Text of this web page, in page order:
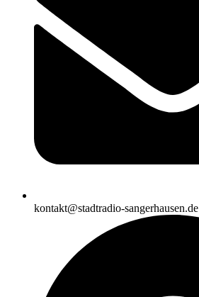
kontakt@stadtradio-sangerhausen.de